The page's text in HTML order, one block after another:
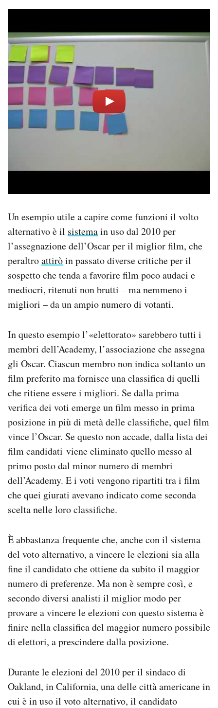
Un esempio utile a capire come funzioni il volto
alternativo è il sistemain uso dal 2010 per
l’assegnazione dell’Oscar per il miglior film, che
peraltroattiròin passato diverse critiche per il
sospetto che tenda a favorire film poco audaci e
mediocri, ritenuti non brutti – ma nemmeno i
migliori – da un ampio numero di votanti.
In questo esempio l’«elettorato» sarebbero tutti i
membri dell’Academy, l’associazione che assegna
gli Oscar. Ciascun membro non indica soltanto un
film preferito ma fornisce una classifica di quelli
che ritiene essere i migliori. Se dalla prima
verifica dei voti emerge un film messo in prima
posizione in più di metà delle classifiche, quel film
vince l’Oscar. Se questo non accade, dalla lista dei
film candidati viene eliminato quello messo al
primo posto dal minor numero di membri
dell’Academy. E i voti vengono ripartiti tra i film
che quei giurati avevano indicato come seconda
scelta nelle loro classifiche.
È abbastanza frequente che, anche con il sistema
del voto alternativo, a vincere le elezioni sia alla
fine il candidato che ottiene da subito il maggior
numero di preferenze. Ma non è sempre così, e
secondo diversi analisti il miglior modo per
provare a vincere le elezioni con questo sistema è
finire nella classifica del maggior numero possibile
di elettori, a prescindere dalla posizione.
Durante le elezioni del 2010 per il sindaco di
Oakland, in California, una delle città americane in
cui è in uso il voto alternativo, il candidato